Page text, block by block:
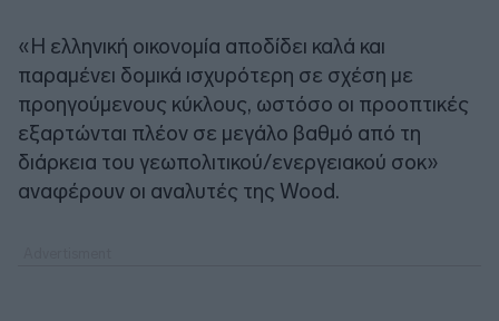
«Η ελληνική οικονομία αποδίδει καλά και
παραμένει δομικά ισχυρότερη σε σχέση με
προηγούμενους κύκλους, ωστόσο οι προοπτικές
εξαρτώνται πλέον σε μεγάλο βαθμό από τη
διάρκεια του γεωπολιτικού/ενεργειακού σοκ»
αναφέρουν οι αναλυτές της Wood.